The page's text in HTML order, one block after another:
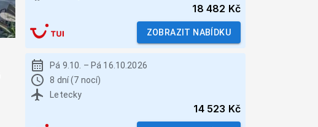
18 482 Kč
ZOBRAZIT NABÍDKU
Pá 9.10. – Pá 16.10.2026
8 dní (7 nocí)
Letecky
14 523 Kč